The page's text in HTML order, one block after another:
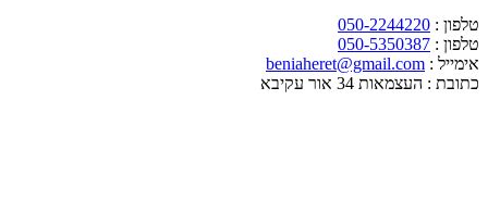
טלפון : 050-2244220
טלפון : 050-5350387
אימייל : beniaheret@gmail.com
כתובת : העצמאות 34 אור עקיבא